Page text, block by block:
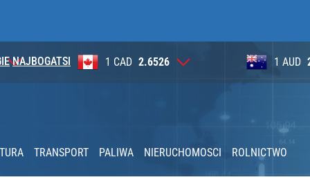
NAJBOGATSI
jeszcze 48 godzin
kolekcji kapsułowej
1 AUD 2.6284 100
TRANSPORT PALIWA NIERUCHOMOSCI ROLNICTWO